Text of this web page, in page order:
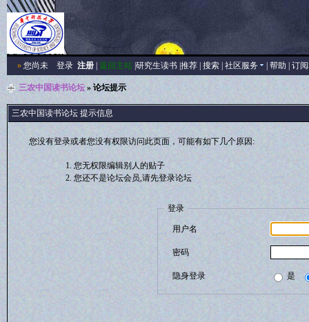
»您尚未 登录 注册| 返回主站| 研究生读书| 推荐| 搜索| 社区服务 帮助 订
三农中国读书论坛» 论坛提示
三农中国读书论坛 提示信息
您没有登录或者您没有权限访问此页面，可能有如下几个原因:
您无权限编辑别人的贴子
您还不是论坛会员,请先登录论坛
登录
用户名
密码
隐身登录 是